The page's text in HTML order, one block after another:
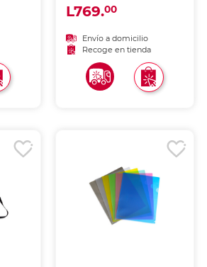
L769.00
Envío a domicilio
Recoge en tienda